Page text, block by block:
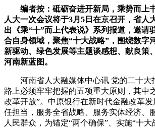
编者按：砥砺奋进开新局，乘势而上
人大一次会议将于3月5日在京召开，省人
出《乘“十”而上代表说》系列报道，邀请
合自身领域，聚焦“十大战略”，围绕数字
新驱动、绿色发展等主题谈感想、献良策
河南新蓝图。
河南省人大融媒体中心讯 党的二十大
路上必须牢牢把握的五项重大原则，其中
改革开放”。中原银行在新时代金融改革
任担当，服务全省战略、服务实体经济、
人民群众，为锚定“两个确保”、实施“十